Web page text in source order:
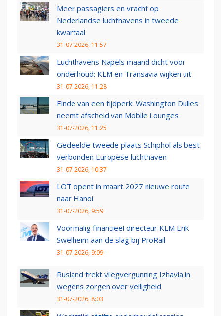
Meer passagiers en vracht op
Nederlandse luchthavens in tweede
kwartaal
31-07-2026, 11:57
Luchthavens Napels maand dicht voor
onderhoud: KLM en Transavia wijken uit
31-07-2026, 11:28
Einde van een tijdperk: Washington Dulles
neemt afscheid van Mobile Lounges
31-07-2026, 11:25
Gedeelde tweede plaats Schiphol als best
verbonden Europese luchthaven
31-07-2026, 10:37
LOT opent in maart 2027 nieuwe route
naar Hanoi
31-07-2026, 9:59
Voormalig financieel directeur KLM Erik
Swelheim aan de slag bij ProRail
31-07-2026, 9:09
Rusland trekt vliegvergunning Izhavia in
wegens zorgen over veiligheid
31-07-2026, 8:03